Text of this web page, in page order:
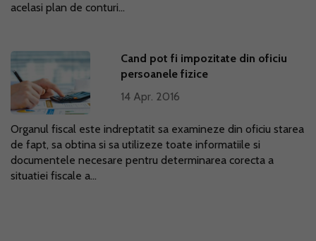
acelasi plan de conturi...
Cand pot fi impozitate din oficiu
persoanele fizice
14 Apr. 2016
Organul fiscal este indreptatit sa examineze din oficiu starea
de fapt, sa obtina si sa utilizeze toate informatiile si
documentele necesare pentru determinarea corecta a
situatiei fiscale a...